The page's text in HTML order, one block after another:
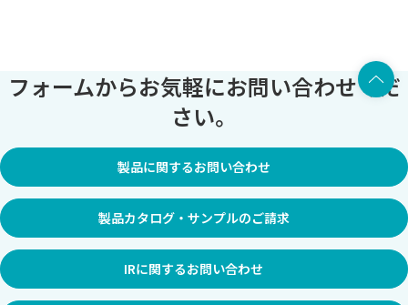
フォームからお気軽にお問い合わせくだ
さい。
製品に関するお問い合わせ
製品カタログ・サンプルのご請求
IRに関するお問い合わせ